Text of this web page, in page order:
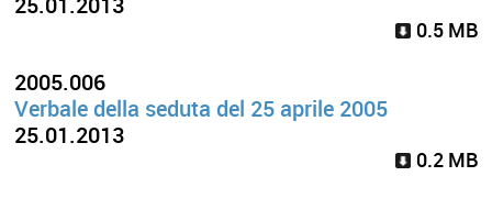
25.01.2013
0.5 MB
2005.006
Verbale della seduta del 25 aprile 2005
25.01.2013
0.2 MB